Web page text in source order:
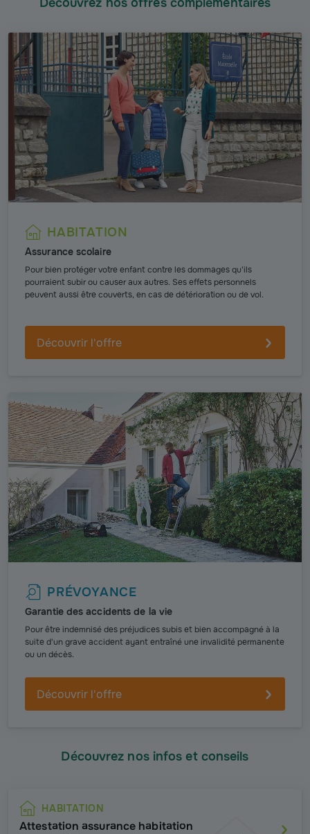
HABITATION
Assurance scolaire
Pour bien protéger votre enfant contre les dommages qu'ils
pourraient subir ou causer aux autres. Ses effets personnels
peuvent aussi être couverts, en cas de détérioration ou de vol.
Découvrir l'offre
PRÉVOYANCE
Garantie des accidents de la vie
Pour être indemnisé des préjudices subis et bien accompagné à la
suite d'un grave accident ayant entraîné une invalidité permanente
ou un décès.
Découvrir l'offre
Découvrez nos infos et conseils
HABITATION
Attestation assurance habitation